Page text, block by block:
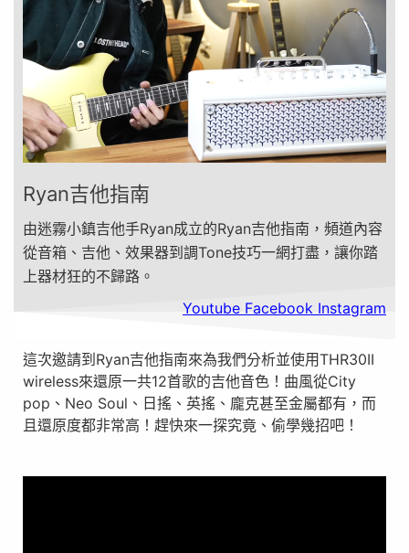
Ryan吉他指南
由迷霧小鎮吉他手Ryan成立的Ryan吉他指南，頻道內容
從音箱、吉他、效果器到調Tone技巧一網打盡，讓你踏
上器材狂的不歸路。
Youtube Facebook Instagram
這次邀請到Ryan吉他指南來為我們分析並使用THR30II
wireless來還原一共12首歌的吉他音色！曲風從City
pop、Neo Soul、日搖、英搖、龐克甚至金屬都有，而
且還原度都非常高！趕快來一探究竟、偷學幾招吧！